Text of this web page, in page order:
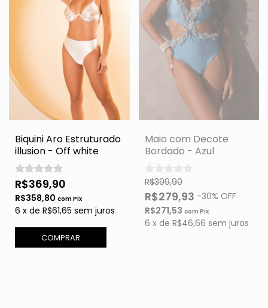
Biquini Aro Estruturado
illusion - Off white
R$369,90
R$358,80 comPix
6 x de R$61,65 sem juros
COMPRAR
Maio com Decote
Bordado - Azul
R$399,90
R$279,93 -30% OFF
R$271,53 com Pix
6 x de R$46,66 sem juros